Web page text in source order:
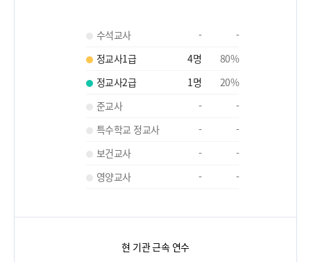
수석교사 -
-
정교사1급
4명 80%
정교사2급
1명 20%
준교사
-
-
특수학교 정교사
-
-
보건교사
-
-
영양교사
- -
현 기관 근속 연수